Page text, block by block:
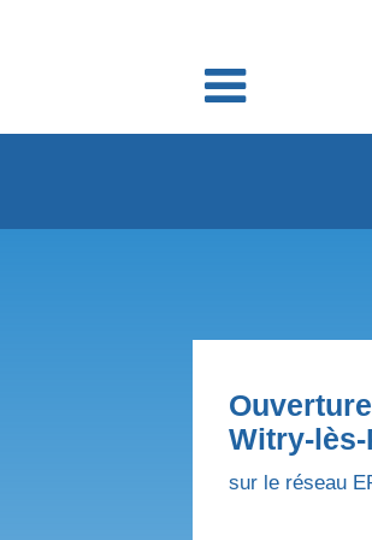
Fournisseurs
Witry-lès-
sur le réseau